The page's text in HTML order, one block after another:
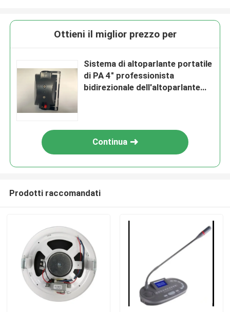
Ottieni il miglior prezzo per
Sistema di altoparlante portatile
di PA 4" professionista
bidirezionale dell'altoparlante
Continua
Prodotti raccomandati